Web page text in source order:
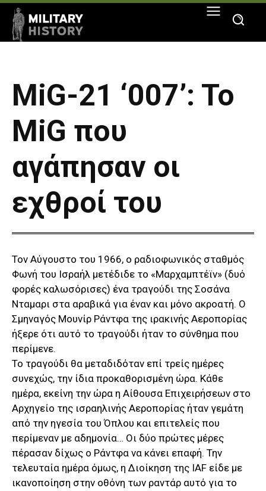
MiG-21 ‘007’: To
MiG που
αγάπησαν οι
εχθροί του
Τον Αύγουστο του 1966, ο ραδιοφωνικός σταθμός
Φωνή του Ισραήλ μετέδιδε το «Μαρχαμπτέϊν» (δυό
φορές καλωσόρισες) ένα τραγούδι της Σοσάνα
Νταμαρι στα αραβικά για έναν και μόνο ακροατή. O
Σμηναγός Μουνίρ Ράντφα της ιρακινής Αεροπορίας
ήξερε ότι αυτό το τραγούδι ήταν το σύνθημα που
περίμενε.
Το τραγούδι θα μεταδιδόταν επί τρείς ημέρες
συνεχώς, την ίδια προκαθορισμένη ώρα. Κάθε
ημέρα, εκείνη την ώρα η Αίθουσα Επιχειρήσεων στο
Αρχηγείο της ισραηλινής Αεροπορίας ήταν γεμάτη
από την ηγεσία του Όπλου και επιτελείς που
περίμεναν με αδημονία… Οι δύο πρώτες μέρες
πέρασαν δίχως ο Ράντφα να κάνει επαφή. Την
τελευταία ημέρα όμως, η Διοίκηση της IAF είδε με
ικανοποίηση στην οθόνη των ραντάρ αυτό για το